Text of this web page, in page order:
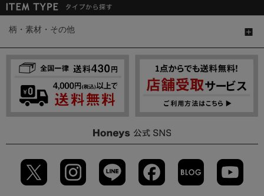
柄・素材・その他